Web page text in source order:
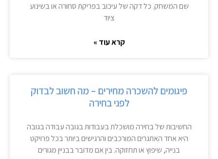
שם המשחק. כל דקה של עיכוב בפריקת סחורה או בשינוע
ציוד
קרא עוד »
פיגומים להשכרה מחירים – מה חשוב לבדוק
לפני בחירה
החשיבות של בחירה מושכלת בעבודות בגובה עבודה בגובה
היא אחד האתגרים המורכבים והרגישים ביותר בכל פרויקט
בנייה, שיפוץ או תחזוקה. בין אם מדובר בבניין מגורים